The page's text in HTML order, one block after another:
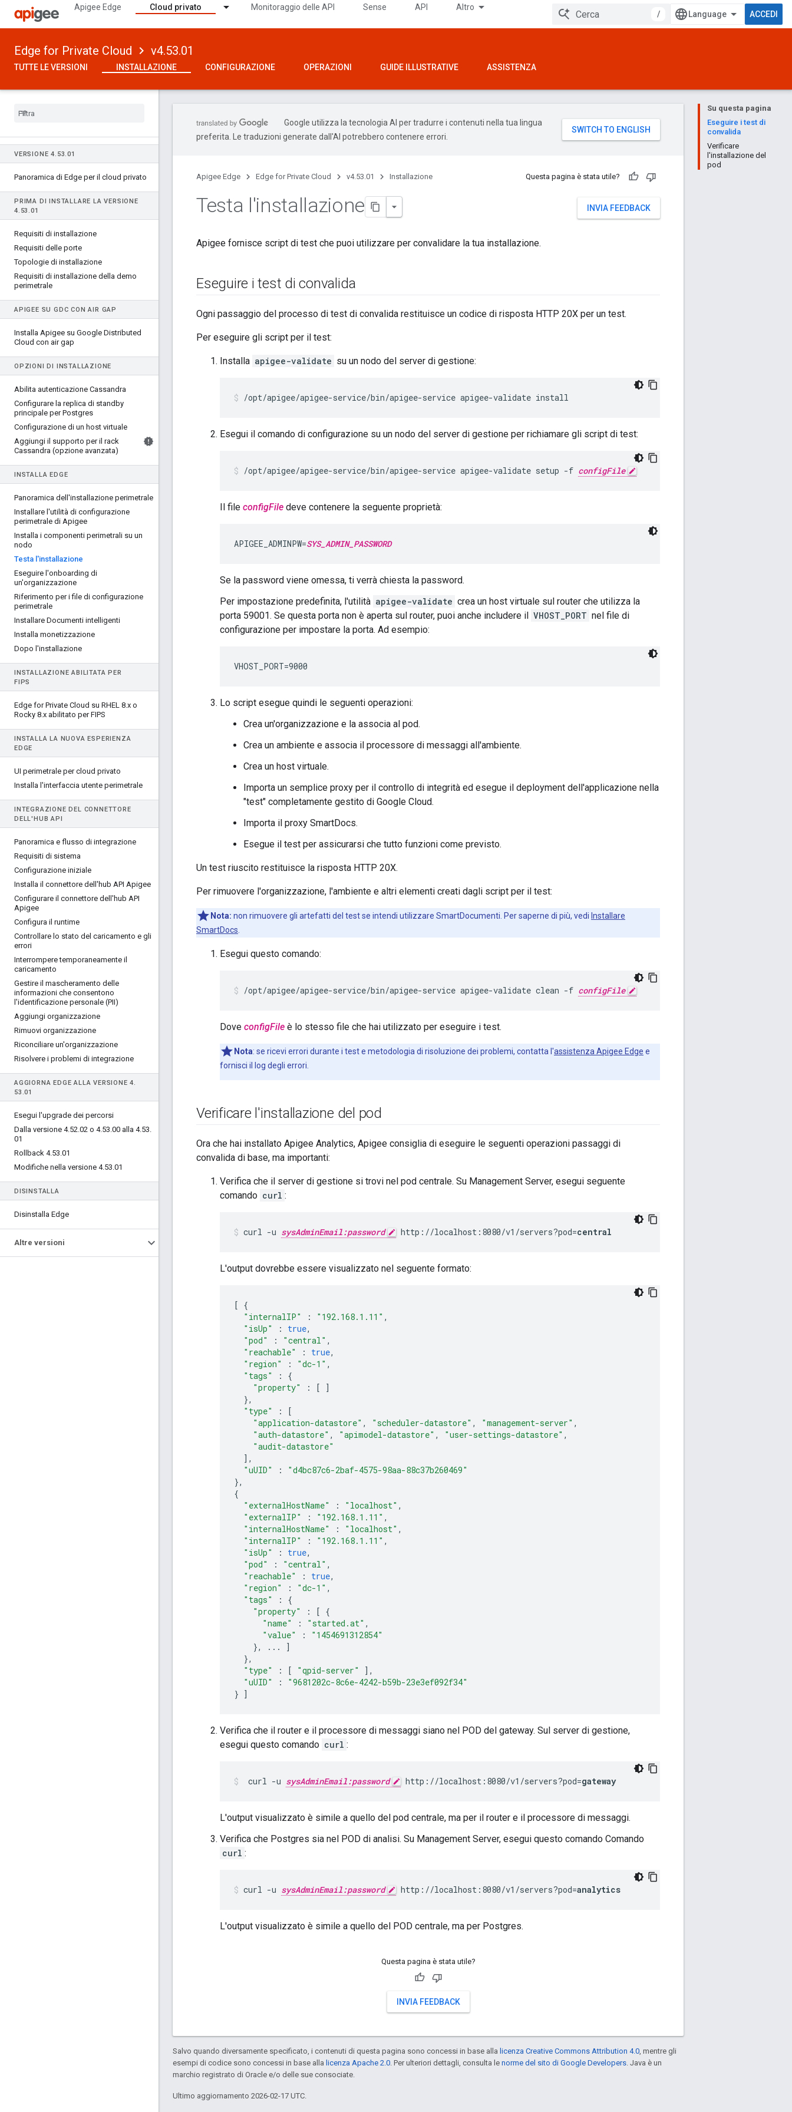
Apigee Edge Cloud privato Monitoraggio delle API Sense API Altro
/ ACCEDI
Edge for Private Cloud v4.53.01
TUTTE LE VERSIONI INSTALLAZIONE CONFIGURAZIONE OPERAZIONI GUIDE ILLUSTRATIVE ASSISTENZA
VERSIONE 4. 53.01
Panoramica di Edge per il cloud privato
PRIMA DI INSTALLARE LA VERSIONE
4. 53 .01
Requisiti di installazione
Requisiti delle porte
Topologie di installazione
Requisiti di installazione della demo
perimetrale
APIGEE SU GDC CON AIR GAP
Installa Apigee su Google Distributed
Cloud con air gap
OPZIONI DI INSTALLAZIONE
Abilita autenticazione Cassandra
Configurare la replica di standby
principale per Postgres
Configurazione di un host virtuale
Aggiungi il supporto per il rack
Cassandra (opzione avanzata)
INSTALLA EDGE
Panoramica dell'installazione perimetrale
Installare l'utilità di configurazione
perimetrale di Apigee
Installa i componenti perimetrali su un
nodo
Testa l'installazione
Eseguire l'onboarding di
un'organizzazione
Riferimento per i file di configurazione
perimetrale
Installare Documenti intelligenti
Installa monetizzazione
Dopo l'installazione
INSTALLAZIONE ABILITATA PER
FIPS
Edge for Private Cloud su RHEL 8.x o
Rocky 8.x abilitato per FIPS
INSTALLA LA NUOVA ESPERIENZA
EDGE
UI perimetrale per cloud privato
Installa l'interfaccia utente perimetrale
INTEGRAZIONE DEL CONNETTORE
DELL'HUB API
Panoramica e flusso di integrazione
Requisiti di sistema
Configurazione iniziale
Installa il connettore dell'hub API Apigee
Configurare il connettore dell'hub API
Apigee
Configura il runtime
Controllare lo stato del caricamento e gli
errori
Interrompere temporaneamente il
caricamento
Gestire il mascheramento delle
informazioni che consentono
l'identificazione personale (PII)
Aggiungi organizzazione
Rimuovi organizzazione
Riconciliare un'organizzazione
Risolvere i problemi di integrazione
AGGIORNA EDGE ALLA VERSIONE 4.
53 .01
Esegui l'upgrade dei percorsi
Dalla versione 4.52.02 o 4.53.00 alla 4.53.
01
Rollback 4.53.01
Modifiche nella versione 4.53.01
DISINSTALLA
Disinstalla Edge
Altre versioni
Su questa pagina
Eseguire i test di
convalida
Verificare
l'installazione del
pod
Google utilizza la tecnologia AI per tradurre i contenuti nella tua lingua
preferita. Le traduzioni generate dall'AI potrebbero contenere errori.
Apigee Edge Edge for Private Cloud v4.53.01 Installazione Questa pagina è stata utile?
INVIA FEEDBACK
Testa l'installazione
Apigee fornisce script di test che puoi utilizzare per convalidare la tua installazione.
Eseguire i test di convalida
Ogni passaggio del processo di test di convalida restituisce un codice di risposta HTTP 20X per un test.
Per eseguire gli script per il test:
Installa apigee-validate su un nodo del server di gestione:
/opt/apigee/apigee-service/bin/apigee-service apigee-validate install
Esegui il comando di configurazione su un nodo del server di gestione per richiamare gli script di test:
/opt/apigee/apigee-service/bin/apigee-service apigee-validate setup -f configFile
Il file configFile deve contenere la seguente proprietà:
APIGEE_ADMINPW=SYS_ADMIN_PASSWORD
Se la password viene omessa, ti verrà chiesta la password.
Per impostazione predefinita, l'utilità apigee-validate crea un host virtuale sul router che utilizza la
porta 59001. Se questa porta non è aperta sul router, puoi anche includere il VHOST_PORT nel file di
configurazione per impostare la porta. Ad esempio:
VHOST_PORT=9000
Lo script esegue quindi le seguenti operazioni:
Crea un'organizzazione e la associa al pod.
Crea un ambiente e associa il processore di messaggi all'ambiente.
Crea un host virtuale.
Importa un semplice proxy per il controllo di integrità ed esegue il deployment dell'applicazione nella
"test" completamente gestito di Google Cloud.
Importa il proxy SmartDocs.
Esegue il test per assicurarsi che tutto funzioni come previsto.
Un test riuscito restituisce la risposta HTTP 20X.
Per rimuovere l'organizzazione, l'ambiente e altri elementi creati dagli script per il test:
Nota: non rimuovere gli artefatti del test se intendi utilizzare SmartDocumenti. Per saperne di più, vedi Installare
SmartDocs
Esegui questo comando:
/opt/apigee/apigee-service/bin/apigee-service apigee-validate clean -f configFile
Dove configFile è lo stesso file che hai utilizzato per eseguire i test.
Nota: se ricevi errori durante i test e metodologia di risoluzione dei problemi, contatta l'assistenza Apigee Edge e
fornisci il log degli errori.
Verificare l'installazione del pod
Ora che hai installato Apigee Analytics, Apigee consiglia di eseguire le seguenti operazioni passaggi di
convalida di base, ma importanti:
Verifica che il server di gestione si trovi nel pod centrale. Su Management Server, esegui seguente
comando curl :
curl -u sysAdminEmail:password http://localhost:8080/v1/servers?pod=central
L'output dovrebbe essere visualizzato nel seguente formato:
[ {
"internalIP"
: "192.168.1.11" ,
"isUp"
: true,
"pod"
: "central" ,
"reachable"
: true,
"region"
: "dc-1" ,
"tags"
:
{
"property"
: [
]
},
"type"
:
[
"application-datastore" , "scheduler-datastore" , "management-server" ,
"auth-datastore" , "apimodel-datastore" , "user-settings-datastore" ,
"audit-datastore"
],
"uUID"
:
"d4bc87c6-2baf-4575-98aa-88c37b260469"
},
{
"externalHostName"
: "localhost" ,
"externalIP"
: "192.168.1.11" ,
"internalHostName"
: "localhost" ,
"internalIP"
: "192.168.1.11" ,
"isUp"
: true,
"pod"
: "central" ,
"reachable"
: true,
"region"
: "dc-1" ,
"tags"
:
{
"property"
: [ {
"name"
: "started.at" ,
"value"
:
"1454691312854"
},
...
]
},
"type"
: [ "qpid-server"
],
"uUID"
:
"9681202c-8c6e-4242-b59b-23e3ef092f34"
} ]
Verifica che il router e il processore di messaggi siano nel POD del gateway. Sul server di gestione,
esegui questo comando curl :
curl -u sysAdminEmail:password http://localhost:8080/v1/servers?pod=gateway
L'output visualizzato è simile a quello del pod centrale, ma per il router e il processore di messaggi.
Verifica che Postgres sia nel POD di analisi. Su Management Server, esegui questo comando Comando
curl :
curl -u sysAdminEmail:password http://localhost:8080/v1/servers?pod=analytics
L'output visualizzato è simile a quello del POD centrale, ma per Postgres.
Questa pagina è stata utile?
INVIA FEEDBACK
Salvo quando diversamente specificato, i contenuti di questa pagina sono concessi in base alla licenza Creative Commons Attribution 4.0, mentre gli
esempi di codice sono concessi in base alla licenza Apache 2.0. Per ulteriori dettagli, consulta le norme del sito di Google Developers. Java è un
marchio registrato di Oracle e/o delle sue consociate.
Ultimo aggiornamento 2026-02-17 UTC.